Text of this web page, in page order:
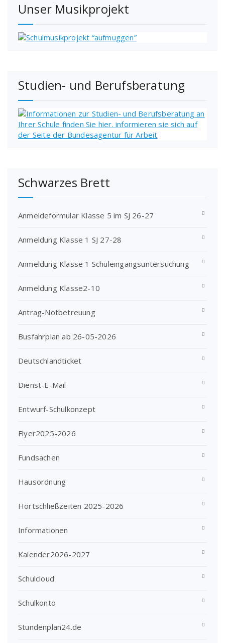
Unser Musikprojekt
Studien- und Berufsberatung
Schwarzes Brett
Anmeldeformular Klasse 5 im SJ 26-27
Anmeldung Klasse 1 SJ 27-28
Anmeldung Klasse 1 Schuleingangsuntersuchung
Anmeldung Klasse2-10
Antrag-Notbetreuung
Busfahrplan ab 26-05-2026
Deutschlandticket
Dienst-E-Mail
Entwurf-Schulkonzept
Flyer2025-2026
Fundsachen
Hausordnung
Hortschließzeiten 2025-2026
Informationen
Kalender2026-2027
Schulcloud
Schulkonto
Stundenplan24.de